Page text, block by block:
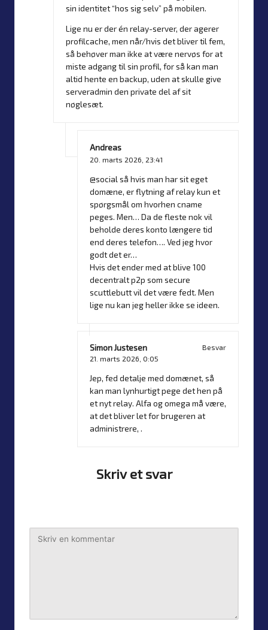
sin identitet “hos sig selv” på mobilen.
Lige nu er der én relay-server, der agerer
profilcache, men når/hvis det bliver til fem,
så behøver man ikke at være nervøs for at
miste adgang til sin profil, for så kan man
altid hente en backup, uden at skulle give
serveradmin den private del af sit
nøglesæt.
Andreas
20. marts 2026, 23:41
@social så hvis man har sit eget
domæne, er flytning af relay kun et
spørgsmål om hvorhen cname
peges. Men… Da de fleste nok vil
beholde deres konto længere tid
end deres telefon…. Ved jeg hvor
godt det er…
Hvis det ender med at blive 100
decentralt p2p som secure
scuttlebutt vil det være fedt. Men
lige nu kan jeg heller ikke se ideen.
Simon Justesen
Besvar
21. marts 2026, 0:05
Jep, fed detalje med domænet, så
kan man lynhurtigt pege det hen på
et nyt relay. Alfa og omega må være,
at det bliver let for brugeren at
administrere, .
Skriv et svar